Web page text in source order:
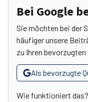
Bei Google
Sie möchten bei der
häufiger unsere
zu Ihren bevorzugten
Als bevorzugte
Wie funktioniert